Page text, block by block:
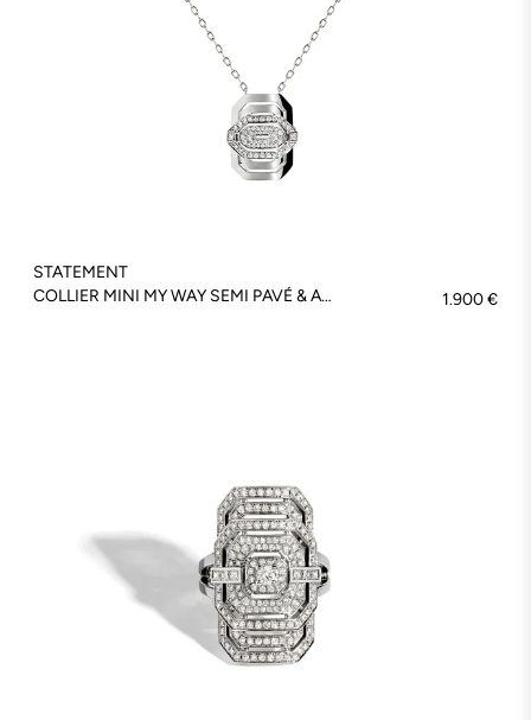
STATEMENT
COLLIER MINI MY WAY SEMI PAVÉ & ARGENT - FSJ430
1.900 €